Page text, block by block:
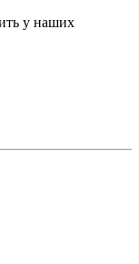
у наших